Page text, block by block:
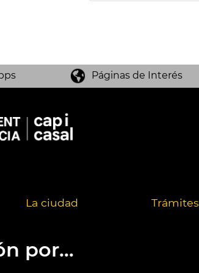
Páginas de Interés
La ciudad Trámites
por...